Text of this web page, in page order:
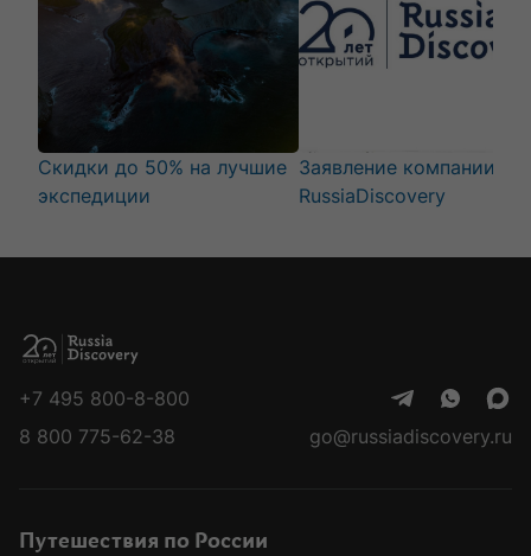
Скидки до 50% на лучшие
экспедиции
Заявление компании
RussiaDiscovery
+7 495 800-8-800
8 800 775-62-38
go@russiadiscovery.ru
Путешествия по России